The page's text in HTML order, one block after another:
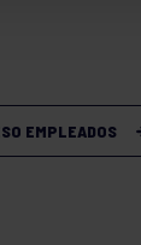
EMPLEADOS